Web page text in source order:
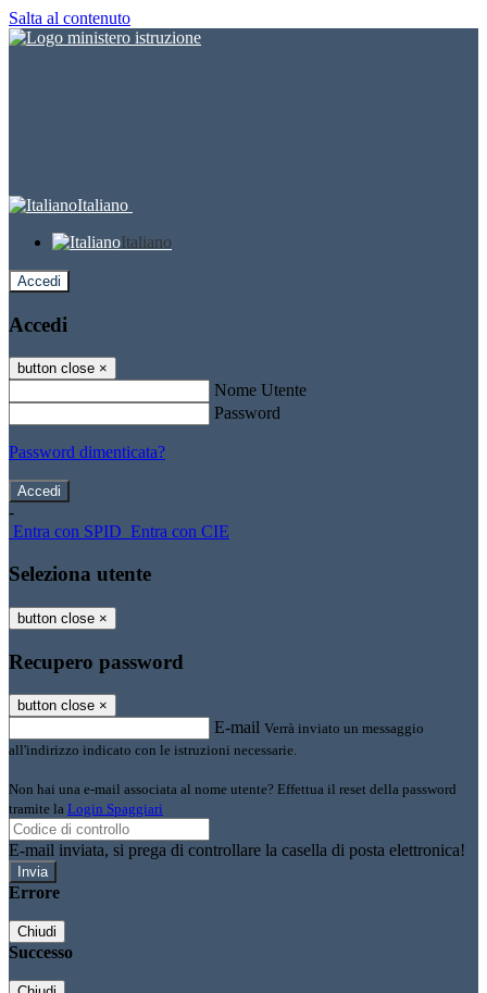
Salta al contenuto
Italiano
Italiano
Accedi
Accedi
button close ×
Nome Utente
Password
Password dimenticata?
-
Entra con SPID Entra con CIE
Seleziona utente
button close ×
Recupero password
button close ×
E-mail Verrà inviato un messaggio
all'indirizzo indicato con le istruzioni necessarie.
Non hai una e-mail associata al nome utente? Effettua il reset della password
tramite la Login Spaggiari
E-mail inviata, si prega di controllare la casella di posta elettronica!
Errore
Chiudi
Successo